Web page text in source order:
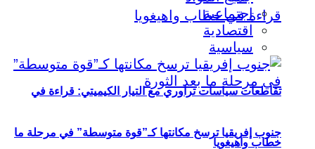
تقاطعات سياسات تراوري مع التيار الكيميتي: قراءة في
خطاب واهيغويا
اجتماعية
اقتصادية
سياسية
جنوب إفريقيا ترسخ مكانتها كـ”قوة متوسطة” في مرحلة ما